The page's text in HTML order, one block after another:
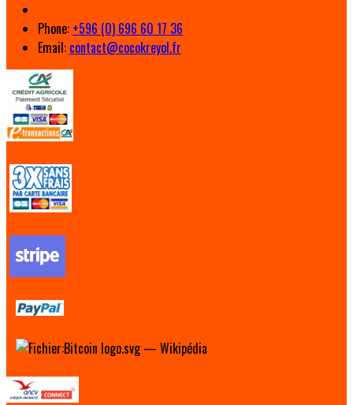
Phone: +596 (0) 696 60 17 36
Email: contact@cocokreyol.fr